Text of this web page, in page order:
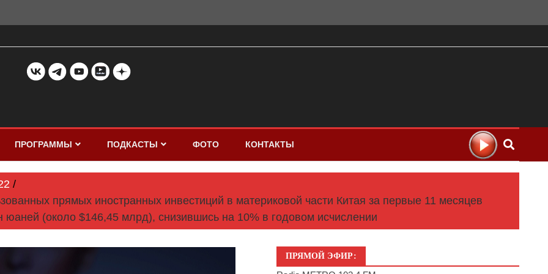
ПРОГРАММЫ ПОДКАСТЫ ФОТО КОНТАКТЫ
прямых иностранных инвестиций в материковой части Китая за первые 11 месяцев
юаней (около $146,45 млрд), снизившись на 10% в годовом исчислении
ПРЯМОЙ ЭФИР: